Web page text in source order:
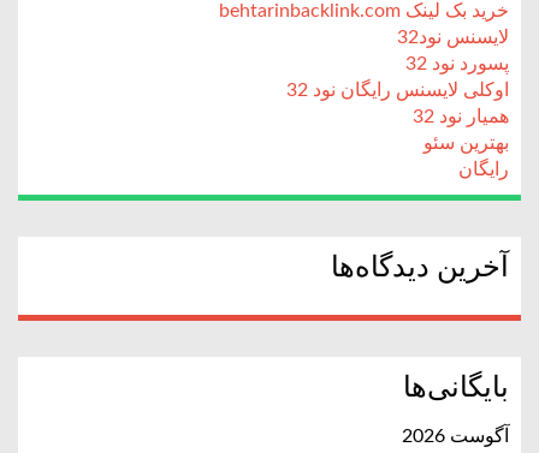
خرید بک لینک behtarinbacklink.com
لایسنس نود32
پسورد نود 32
اوکلی لایسنس رایگان نود 32
همیار نود 32
بهترین سئو
رایگان
آخرین دیدگاه‌ها
بایگانی‌ها
آگوست 2026